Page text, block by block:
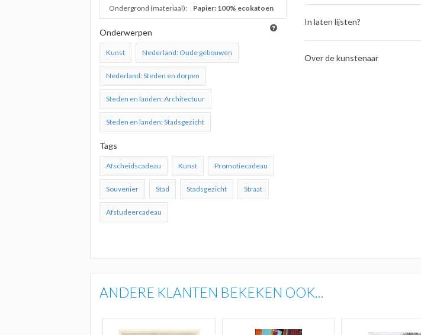
Ondergrond (materiaal): Papier: 100% ecokatoen
Onderwerpen
Kunst Nederland: Oude gebouwen
Nederland:Steden en dorpen
Steden en landen:Architectuur
Steden en landen:Stadsgezicht
Tags
Afscheidscadeau Kunst Promotiecadeau
Souvenier Stad Stadsgezicht Straat
Afstudeercadeau
In laten lijsten?
Over de kunstenaar
ANDERE KLANTEN BEKEKEN OOK...